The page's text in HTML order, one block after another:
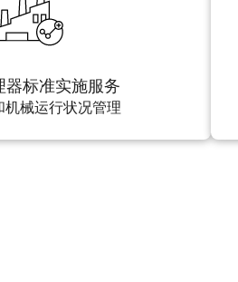
器标准实施服务
机械运行状况管理